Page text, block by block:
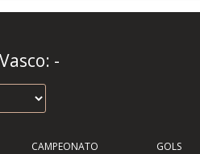
-
CAMPEONATO GOLS